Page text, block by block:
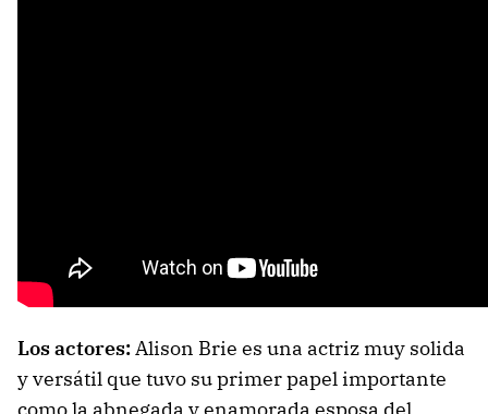
Los actores:Alison Brie es una actriz muy solida
y versátil que tuvo su primer papel importante